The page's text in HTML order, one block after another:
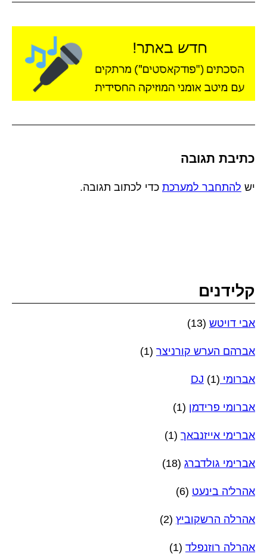
כתיבת תגובה
יש להתחבר למערכת כדי לכתוב תגובה.
קלידנים
אבי דויטש (13)
אברהם הערש קורניצר (1)
אברומי DJ (1)
אברומי פרידמן (1)
אברימי אייזנבאך (1)
אברימי גולדברג (18)
אהרל'ה בינעט (6)
אהרלה הרשקוביץ (2)
אהרלה רוזנפלד (1)